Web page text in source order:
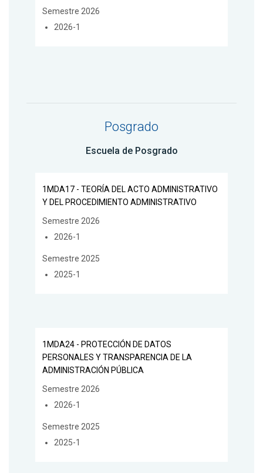
Semestre 2026
2026-1
Posgrado
Escuela de Posgrado
1MDA17 - TEORÍA DEL ACTO ADMINISTRATIVO
Y DEL PROCEDIMIENTO ADMINISTRATIVO
Semestre 2026
2026-1
Semestre 2025
2025-1
1MDA24 - PROTECCIÓN DE DATOS
PERSONALES Y TRANSPARENCIA DE LA
ADMINISTRACIÓN PÚBLICA
Semestre 2026
2026-1
Semestre 2025
2025-1